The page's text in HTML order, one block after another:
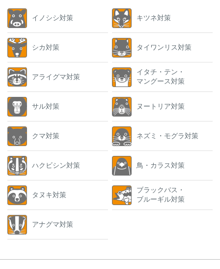
イノシシ対策
シカ対策
アライグマ対策
サル対策
クマ対策
ハクビシン対策
タヌキ対策
アナグマ対策
キツネ対策
タイワンリス対策
イタチ・テン・
マングース対策
ヌートリア対策
ネズミ・モグラ対策
鳥・カラス対策
ブラックバス・
ブルーギル対策